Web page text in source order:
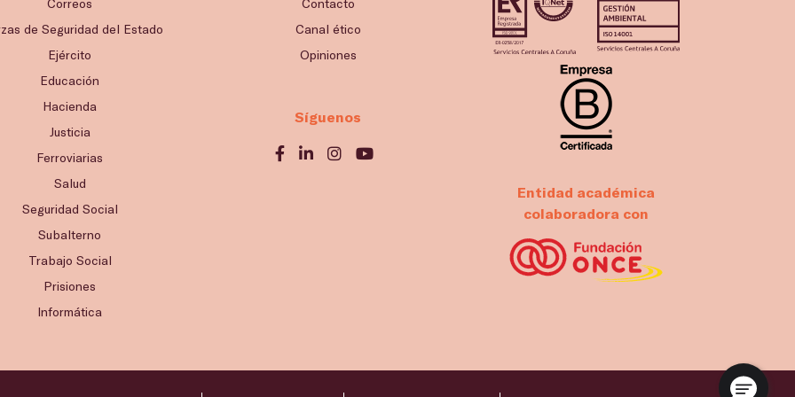
Correos
de Seguridad del Estado
Ejército
Educación
Hacienda
Justicia
Ferroviarias
Salud
Seguridad Social
Subalterno
Trabajo Social
Prisiones
Informática
Contacto
Canal ético
Opiniones
Síguenos
Entidad académica
colaboradora con